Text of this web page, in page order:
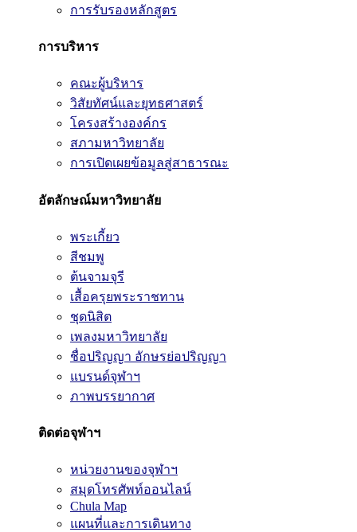
การรับรองหลักสูตร
การบริหาร
คณะผู้บริหาร
วิสัยทัศน์และยุทธศาสตร์
โครงสร้างองค์กร
สภามหาวิทยาลัย
การเปิดเผยข้อมูลสู่สาธารณะ
อัตลักษณ์มหาวิทยาลัย
พระเกี้ยว
สีชมพู
ต้นจามจุรี
เสื้อครุยพระราชทาน
ชุดนิสิต
เพลงมหาวิทยาลัย
ชื่อปริญญา อักษรย่อปริญญา
แบรนด์จุฬาฯ
ภาพบรรยากาศ
ติดต่อจุฬาฯ
หน่วยงานของจุฬาฯ
สมุดโทรศัพท์ออนไลน์
Chula Map
แผนที่และการเดินทาง